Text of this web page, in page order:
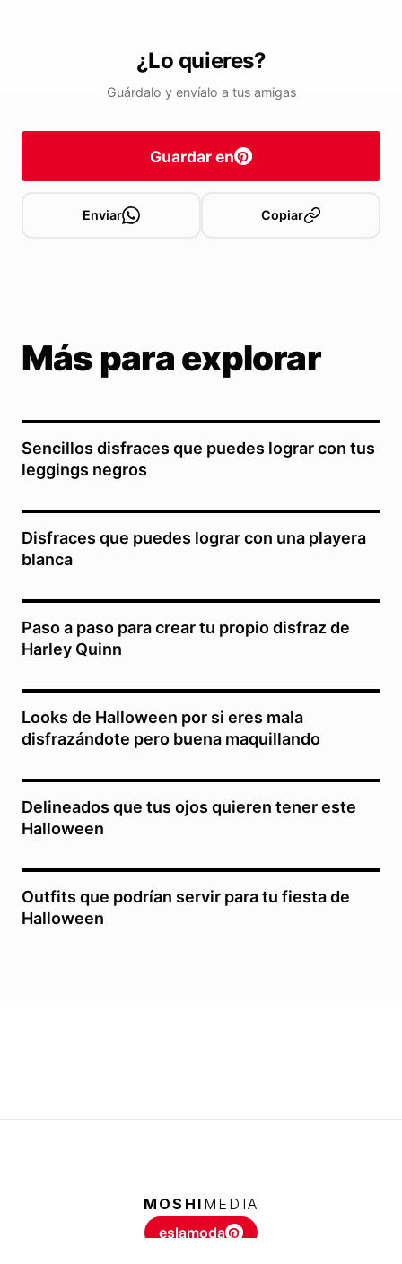
¿Lo quieres?
Guárdalo y envíalo a tus amigas
Guardar en
Enviar Copiar
Más para explorar
Sencillos disfraces que puedes lograr con tus
leggings negros
Disfraces que puedes lograr con una playera
blanca
Paso a paso para crear tu propio disfraz de
Harley Quinn
Looks de Halloween por si eres mala
disfrazándote pero buena maquillando
Delineados que tus ojos quieren tener este
Halloween
Outfits que podrían servir para tu fiesta de
Halloween
MOSHI MEDIA
eslamoda